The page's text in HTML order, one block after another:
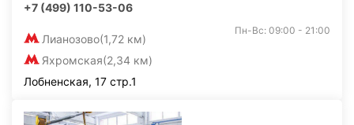
+7 (499) 110-53-06
Лианозово(1,72 км)
Яхромская(2,34 км)
Пн-Вс: 09:00 - 21:00
Лобненская, 17 стр.1